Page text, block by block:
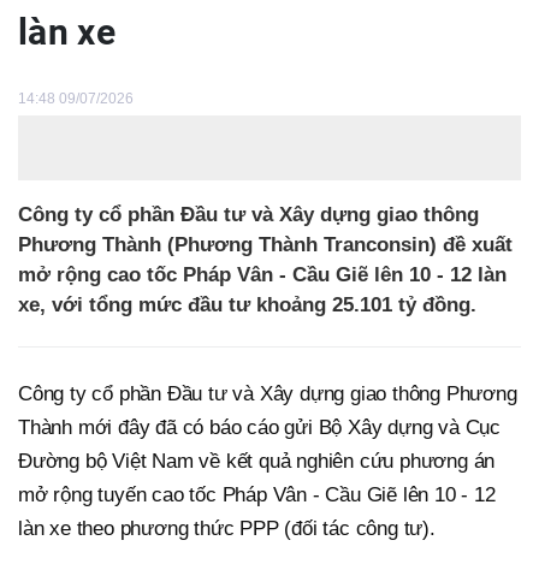
làn xe
14:48 09/07/2026
Công ty cổ phần Đầu tư và Xây dựng giao thông
Phương Thành (Phương Thành Tranconsin) đề xuất
mở rộng cao tốc Pháp Vân - Cầu Giẽ lên 10 - 12 làn
xe, với tổng mức đầu tư khoảng 25.101 tỷ đồng.
Công ty cổ phần Đầu tư và Xây dựng giao thông Phương
Thành mới đây đã có báo cáo gửi Bộ Xây dựng và Cục
Đường bộ Việt Nam về kết quả nghiên cứu phương án
mở rộng tuyến cao tốc Pháp Vân - Cầu Giẽ lên 10 - 12
làn xe theo phương thức PPP (đối tác công tư).